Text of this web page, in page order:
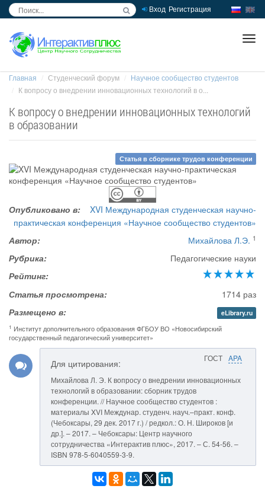
Вход Регистрация
Главная Студенческий форум
Научное сообщество студентов
К вопросу о внедрении инновационных технологий в о...
К вопросу о внедрении инновационных технологий
в образовании
Статья в сборнике трудов конференции
Опубликовано в:
XVI Международная студенческая научно-
практическая конференция «Научное сообщество студентов»
Автор:
Михайлова Л.Э. 1
Рубрика:
Педагогические науки
Рейтинг:
Статья просмотрена:
1714 раз
Размещено в:
eLibrary.ru
1 Институт дополнительного образования ФГБОУ ВО «Новосибирский
государственный педагогический университет»
ГОСТ APA
Для цитирования:
Михайлова Л. Э. К вопросу о внедрении инновационных
технологий в образовании: сборник трудов
конференции. // Научное сообщество студентов :
материалы XVI Междунар. студенч. науч.–практ. конф.
(Чебоксары, 29 дек. 2017 г.) / редкол.: О. Н. Широков [и
др.]. – 2017. – Чебоксары: Центр научного
сотрудничества «Интерактив плюс», 2017. – С. 54-56. –
ISBN 978-5-6040559-3-9.